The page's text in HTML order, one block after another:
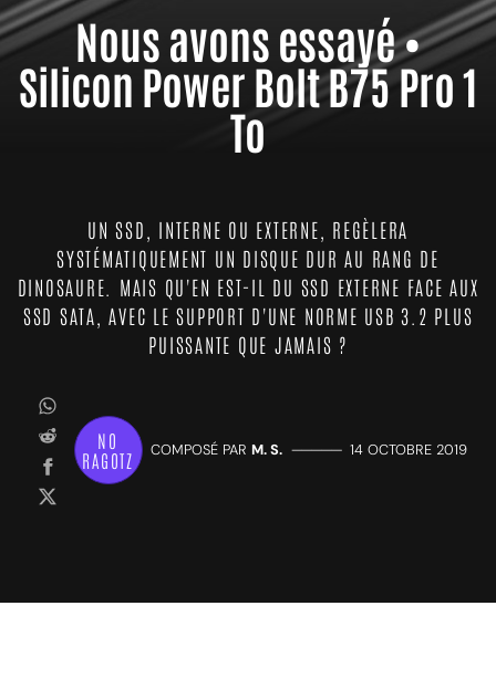
Nous avons essayé •
Silicon Power Bolt B75 Pro 1
To
UN SSD, INTERNE OU EXTERNE, REGÈLERA
SYSTÉMATIQUEMENT UN DISQUE DUR AU RANG DE
DINOSAURE. MAIS QU'EN EST-IL DU SSD EXTERNE FACE AUX
SSD SATA, AVEC LE SUPPORT D'UNE NORME USB 3.2 PLUS
PUISSANTE QUE JAMAIS ?
NO
RAGOTZ
COMPOSÉ PAR M. S. ————— 14 OCTOBRE 2019